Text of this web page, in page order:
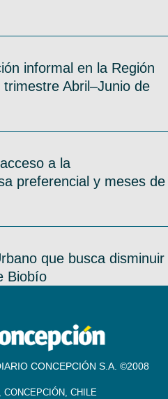
informal en la Región
Abril–Junio de
a la
preferencial y meses de
que busca disminuir
Biobío
CONCEPCIÓN S.A. ©2008
CONCEPCIÓN, CHILE